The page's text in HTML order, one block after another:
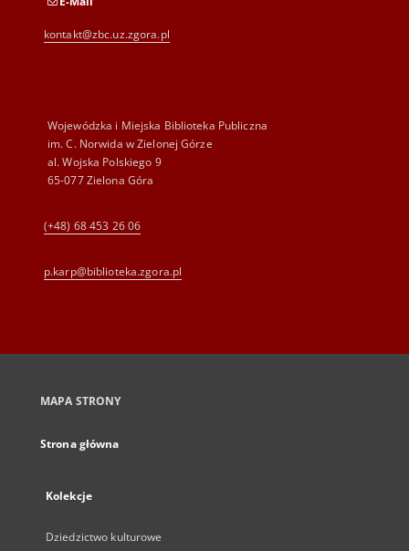
kontakt@zbc.uz.zgora.pl
Wojewódzka i Miejska Biblioteka Publiczna
im. C. Norwida w Zielonej Górze
al. Wojska Polskiego 9
65-077 Zielona Góra
(+48) 68 453 26 06
p.karp@biblioteka.zgora.pl
MAPA STRONY
Strona główna
Kolekcje
Dziedzictwo kulturowe